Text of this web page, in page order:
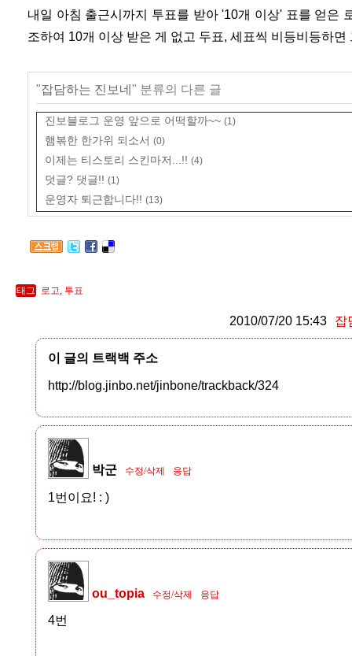
내일 아침 출근시까지 투표를 받아 '10개 이상' 표를 얻은
조하여 10개 이상 받은 게 없고 두표, 세표씩 비등비등하면
"잡담하는 진보네 " 분류의 다른 글
진보블로그 운영 앞으로 어떡할까~~ (1)
햄볶한 한가위 되소서 (0)
이제는 티스토리 스킨마저...!! (4)
덧글? 댓글!! (1)
운영자 퇴근합니다!! (13)
태그 로고, 투표
2010/07/20 15:43 잡
이 글의 트랙백 주소
http://blog.jinbo.net/jinbone/trackback/324
박군 수정/삭제 응답
1번이요! : )
ou_topia 수정/삭제 응답
4번